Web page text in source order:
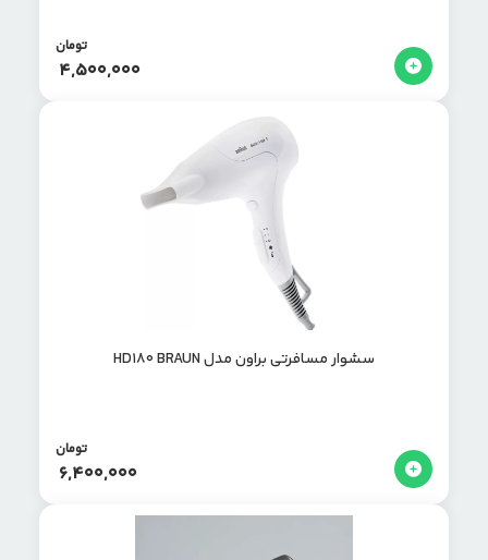
4,500,000
تومان
سشوار مسافرتی براون مدل HD180 BRAUN
6,400,000
تومان